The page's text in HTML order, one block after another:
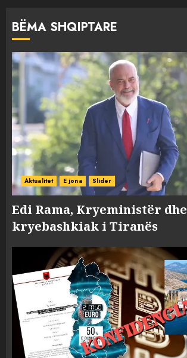
BËMA SHQIPTARE
Aktualitet E jona Slider
Edi Rama, Kryeministër dhe
kryebashkiak i Tiranës